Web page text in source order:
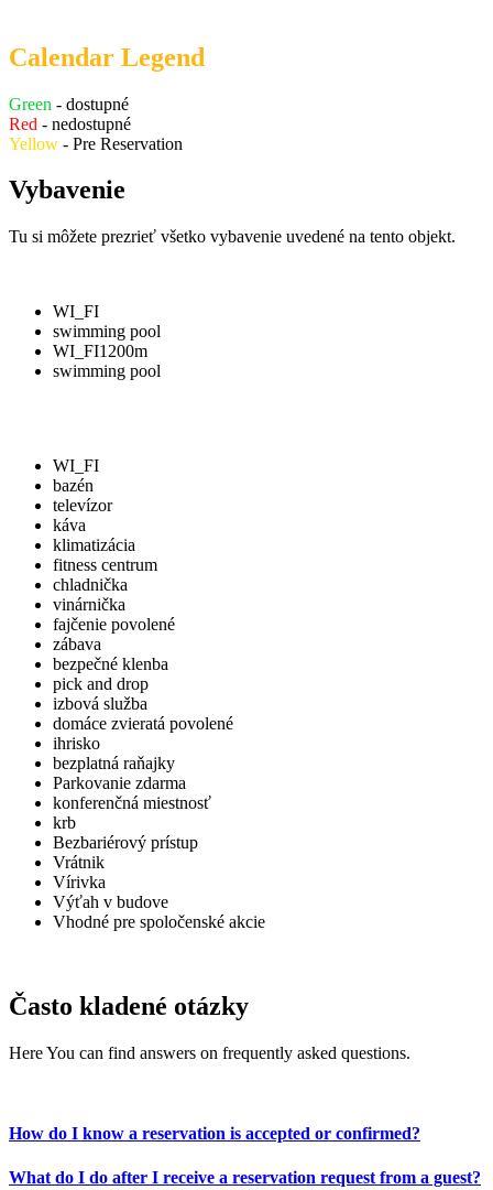
Calendar Legend
Green - dostupné
Red - nedostupné
Yellow - Pre Reservation
Vybavenie
Tu si môžete prezrieť všetko vybavenie uvedené na tento objekt.
WI_FI
swimming pool
WI_FI1200m
swimming pool
WI_FI
bazén
televízor
káva
klimatizácia
fitness centrum
chladnička
vinárnička
fajčenie povolené
zábava
bezpečné klenba
pick and drop
izbová služba
domáce zvieratá povolené
ihrisko
bezplatná raňajky
Parkovanie zdarma
konferenčná miestnosť
krb
Bezbariérový prístup
Vrátnik
Vírivka
Výťah v budove
Vhodné pre spoločenské akcie
Často kladené otázky
Here You can find answers on frequently asked questions.
How do I know a reservation is accepted or confirmed?
What do I do after I receive a reservation request from a guest?